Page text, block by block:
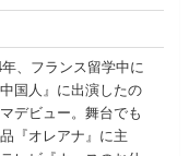
、フランス留学中に
国人』に出演したの
デビュー。舞台でも
『オレアナ』に主